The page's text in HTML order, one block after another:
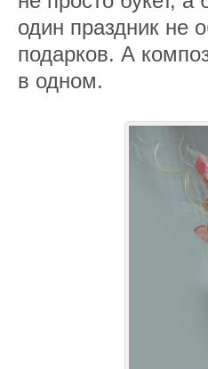
один праздник не
подарков. А
в одном.